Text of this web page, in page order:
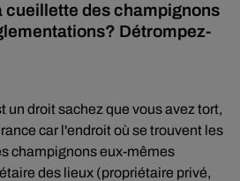
cueillette des champignons
Détrompez-
un droit sachez que vous avez tort,
car l'endroit où se trouvent les
champignons eux-mêmes
des lieux (propriétaire privé,